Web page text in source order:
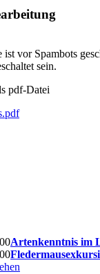
vor Spambots
sein.
pdf-Datei
Artenkenntnis im